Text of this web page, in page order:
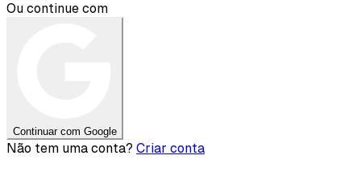
Ou continue com
Continuar com Google
Não tem uma conta? Criar conta